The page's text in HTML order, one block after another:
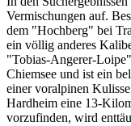
Vermischungen auf.
dem "Hochberg" bei
ein völlig anderes
"Tobias-Angerer-
Chiemsee und ist ein
einer voralpinen
Hardheim eine 13-
vorzufinden, wird